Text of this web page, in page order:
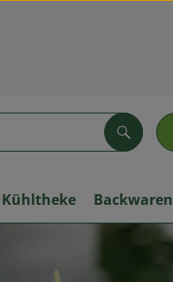
Suchen
Kühltheke Backwaren